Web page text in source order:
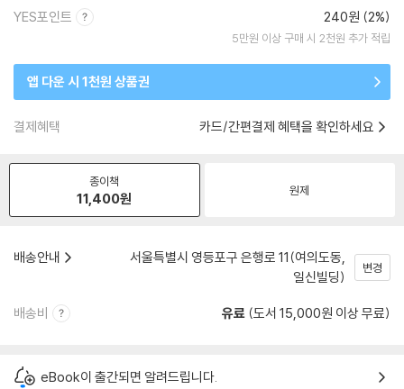
YES포인트 240원 (2%)
5만원 이상 구매 시 2천원 추가 적립
앱 다운 시 1천원 상품권
결제혜택 카드/간편결제 혜택을 확인하세요
종이책
11,400원 원제
배송안내
서울특별시 영등포구 은행로 11(여의도동,
일신빌딩)
변경
배송비 유료 (도서 15,000원 이상 무료)
eBook이 출간되면 알려드립니다.